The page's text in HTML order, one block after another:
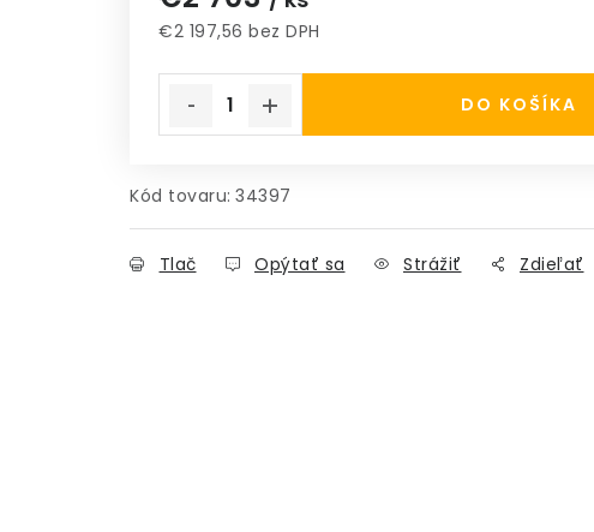
€2 197,56 bez DPH
DO KOŠÍKA
Kód tovaru: 34397
Tlač Opýtať sa Strážiť Zdieľať